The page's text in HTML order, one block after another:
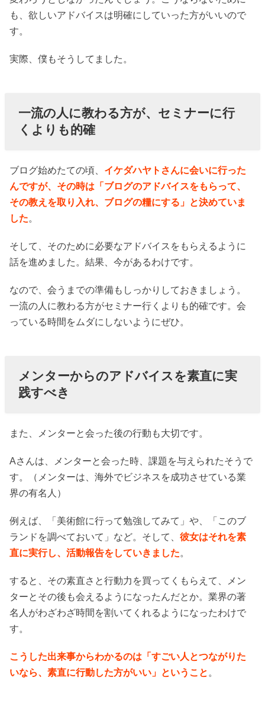
も、欲しいアドバイスは明確にしていった方がいいので
す。
実際、僕もそうしてました。
一流の人に教わる方が、セミナーに行
くよりも的確
ブログ始めたての頃、 イケダハヤトさんに会いに行った
んですが、その時は「ブログのアドバイスをもらって、
その教えを取り入れ、ブログの糧にする」と決めていま
した。
そして、そのために必要なアドバイスをもらえるように
話を進めました。結果、今があるわけです。
なので、会うまでの準備もしっかりしておきましょう。
一流の人に教わる方がセミナー行くよりも的確です。会
っている時間をムダにしないようにぜひ。
メンターからのアドバイスを素直に実
践すべき
また、メンターと会った後の行動も大切です。
Aさんは、メンターと会った時、課題を与えられたそうで
す。（メンターは、海外でビジネスを成功させている業
界の有名人）
例えば、「美術館に行って勉強してみて」や、「このブ
ランドを調べておいて」など。そして、彼女はそれを素
直に実行し、活動報告をしていきました。
すると、その素直さと行動力を買ってくもらえて、メン
ターとその後も会えるようになったんだとか。業界の著
名人がわざわざ時間を割いてくれるようになったわけで
す。
こうした出来事からわかるのは「すごい人とつながりた
いなら、素直に行動した方がいい」ということ 。